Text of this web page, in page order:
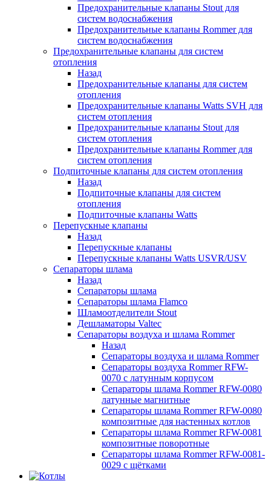
Предохранительные клапаны Stout для
систем водоснабжения
Предохранительные клапаны Rommer для
систем водоснабжения
Предохранительные клапаны для систем
отопления
Назад
Предохранительные клапаны для систем
отопления
Предохранительные клапаны Watts SVH для
систем отопления
Предохранительные клапаны Stout для
систем отопления
Предохранительные клапаны Rommer для
систем отопления
Подпиточные клапаны для систем отопления
Назад
Подпиточные клапаны для систем
отопления
Подпиточные клапаны Watts
Перепускные клапаны
Назад
Перепускные клапаны
Перепускные клапаны Watts USVR/USV
Сепараторы шлама
Назад
Сепараторы шлама
Сепараторы шлама Flamco
Шламоотделители Stout
Дешламаторы Valtec
Сепараторы воздуха и шлама Rommer
Назад
Сепараторы воздуха и шлама Rommer
Сепараторы воздуха Rommer RFW-
0070 с латунным корпусом
Сепараторы шлама Rommer RFW-0080
латунные магнитные
Сепараторы шлама Rommer RFW-0080
композитные для настенных котлов
Сепараторы шлама Rommer RFW-0081
композитные поворотные
Сепараторы шлама Rommer RFW-0081-
0029 с щётками